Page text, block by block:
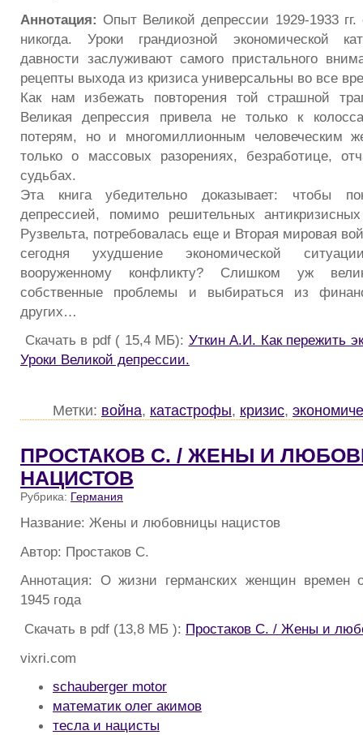
Аннотация: Опыт Великой депрессии 1929-1933 гг.
никогда. Уроки грандиозной экономической
давности заслуживают самого пристального
рецепты выхода из кризиса универсальны во все
Как нам избежать повторения той страшной
Великая депрессия привела не только к
потерям, но и многомиллионным человеческим
только о массовых разорениях, безработице,
судьбах.
Эта книга убедительно доказывает: чтобы
депрессией, помимо решительных
Рузвельта, потребовалась еще и Вторая мировая
сегодня ухудшение экономической
вооруженному конфликту? Слишком уж
собственные проблемы и выбираться из
других…
Скачать в pdf ( 15,4 МБ): Уткин А.И. Как пережить
Уроки Великой депрессии.
Метки: война, катастрофы, кризис,
ПРОСТАКОВ С. / ЖЕНЫ И
НАЦИСТОВ
Рубрика: Германия
Название: Жены и любовницы нацистов
Автор: Простаков С.
Аннотация: О жизни германских женщин времен
1945 года
Скачать в pdf (13,8 МБ ): Простаков С. / Жены и
vixri.com
schauberger motor
математик олег акимов
тесла и нацисты